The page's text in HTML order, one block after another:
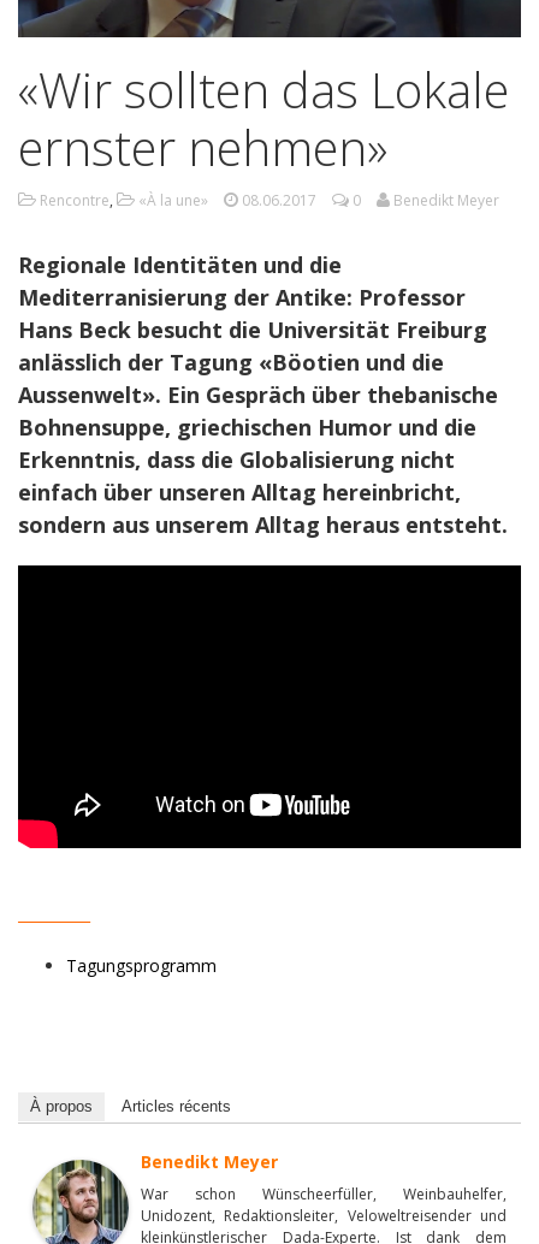
«Wir sollten das Lokale
ernster nehmen»
Rencontre, «À la une» 08.06.2017 0 Benedikt Meyer
Regionale Identitäten und die
Mediterranisierung der Antike: Professor
Hans Beck besucht die Universität Freiburg
anlässlich der Tagung «Böotien und die
Aussenwelt». Ein Gespräch über thebanische
Bohnensuppe, griechischen Humor und die
Erkenntnis, dass die Globalisierung nicht
einfach über unseren Alltag hereinbricht,
sondern aus unserem Alltag heraus entsteht.
Tagungsprogramm
À propos Articles récents
Benedikt Meyer
War schon Wünscheerfüller, Weinbauhelfer,
Unidozent, Redaktionsleiter, Veloweltreisender und
kleinkünstlerischer Dada-Experte. Ist dank dem